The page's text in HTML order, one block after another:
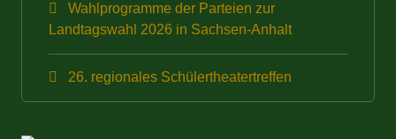
Wahlprogramme der Parteien zur
Landtagswahl 2026 in Sachsen-Anhalt
26. regionales Schülertheatertreffen